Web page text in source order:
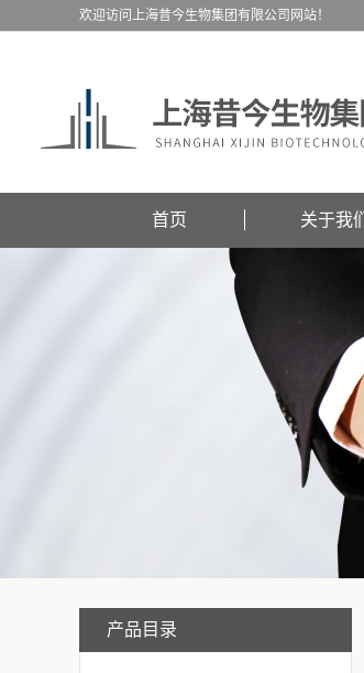
欢迎访问上海昔今生物集团有限公司网站！
首页 关于我们
产品目录